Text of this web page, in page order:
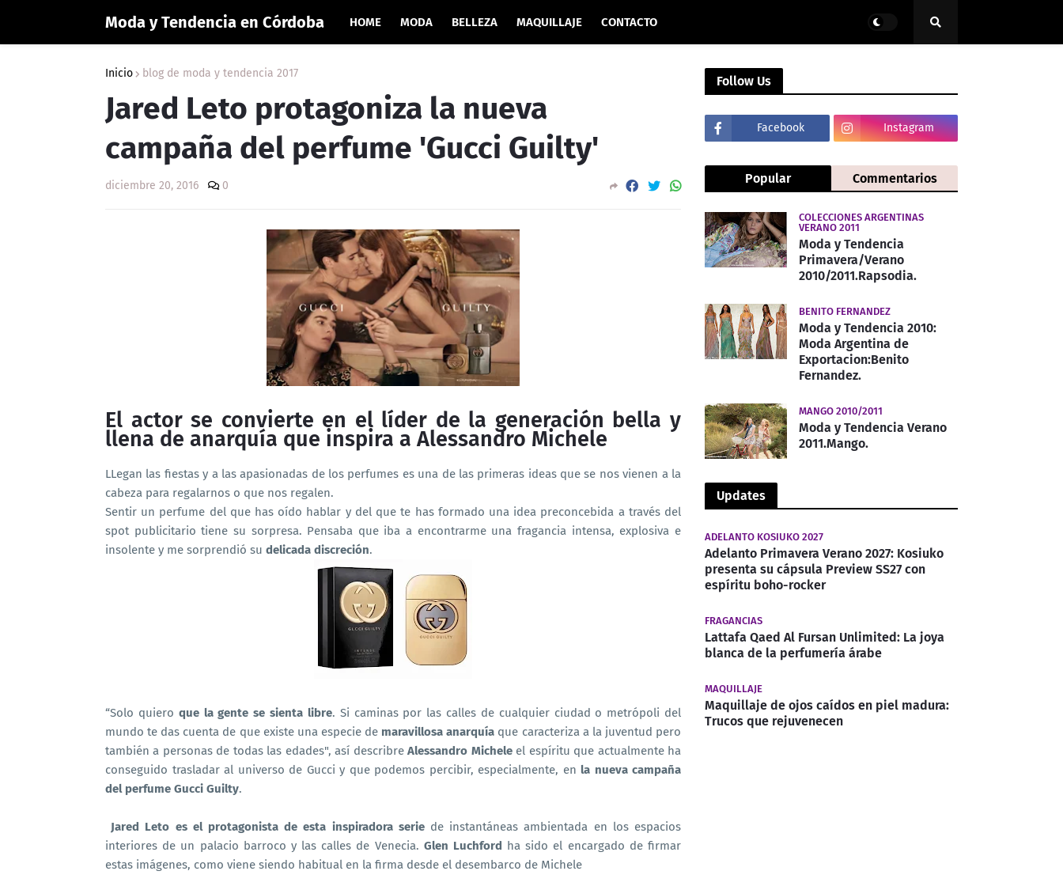
Moda y Tendencia en Córdoba HOME MODA BELLEZA MAQUILLAJE CONTACTO
Inicio blog de moda y tendencia 2017
Jared Leto protagoniza la nueva
campaña del perfume 'Gucci Guilty'
diciembre 20, 2016 0
El actor se convierte en el líder de la generación bella y
llena de anarquía que inspira a Alessandro Michele
LLegan las fiestas y a las apasionadas de los perfumes es una de las primeras ideas que se nos vienen a la
cabeza para regalarnos o que nos regalen.
Sentir un perfume del que has oído hablar y del que te has formado una idea preconcebida a través del
spot publicitario tiene su sorpresa. Pensaba que iba a encontrarme una fragancia intensa, explosiva e
insolente y me sorprendió su delicada discreción.
“Solo quiero que la gente se sienta libre. Si caminas por las calles de cualquier ciudad o metrópoli del
mundo te das cuenta de que existe una especie de maravillosa anarquía que caracteriza a la juventud pero
también a personas de todas las edades", así describreAlessandro Micheleel espíritu que actualmente ha
conseguido trasladar al universo de Gucci y que podemos percibir, especialmente, en la nueva campaña
del perfume Gucci Guilty.
Jared Leto es el protagonista de esta inspiradora seriede instantáneas ambientada en los espacios
interiores de un palacio barroco y las calles de Venecia. Glen Luchford ha sido el encargado de firmar
estas imágenes, como viene siendo habitual en la firma desde el desembarco de Michele
Follow Us
Facebook Instagram
Popular Commentarios
COLECCIONES ARGENTINAS
VERANO 2011
Moda y Tendencia
Primavera/Verano
2010/2011.Rapsodia.
BENITO FERNANDEZ
Moda y Tendencia 2010:
Moda Argentina de
Exportacion:Benito
Fernandez.
MANGO 2010/2011
Moda y Tendencia Verano
2011.Mango.
Updates
ADELANTO KOSIUKO 2027
Adelanto Primavera Verano 2027: Kosiuko
presenta su cápsula Preview SS27 con
espíritu boho-rocker
FRAGANCIAS
Lattafa Qaed Al Fursan Unlimited: La joya
blanca de la perfumería árabe
MAQUILLAJE
Maquillaje de ojos caídos en piel madura:
Trucos que rejuvenecen